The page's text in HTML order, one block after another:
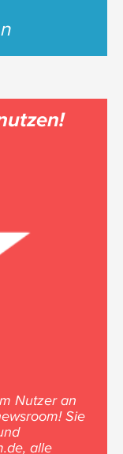
Nutzer an
Sie
alle